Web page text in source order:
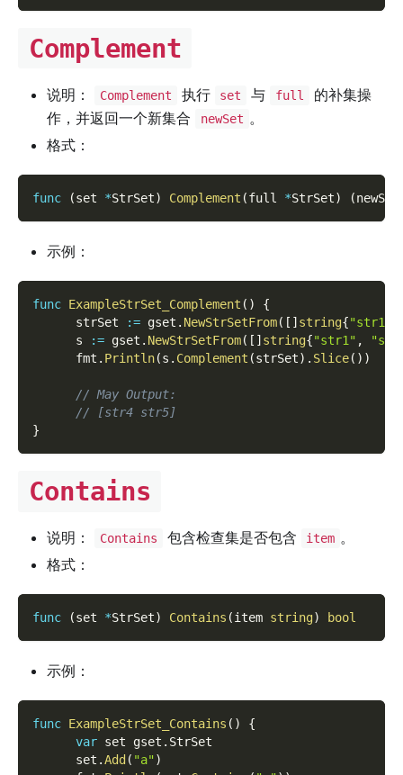
Complement
说明： Complement 执行 set 与 full
的补集操
作，并返回一个新集合
newSet 。
格式：
func (set *StrSet) Complement (full *StrSet) (
示例：
func ExampleStrSet_Complement ( )
{
      strSet
:= gset . NewStrSetFrom( [ ] string{"str1"
      s
:= gset . NewStrSetFrom( [ ] string{"str1" ,
      fmt
. Println(s . Complement (strSet) . Slice( ) )
// May Output:
// [str4 str5]
}
Contains
说明： Contains 包含检查集是否包含 item 。
格式：
func (set *StrSet) Contains (item string) bool
示例：
func ExampleStrSet_Contains ( )
{
var set gset . StrSet
      set
.Add ( "a")